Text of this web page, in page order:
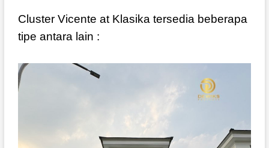
Cluster Vicente at Klasika tersedia beberapa
tipe antara lain :